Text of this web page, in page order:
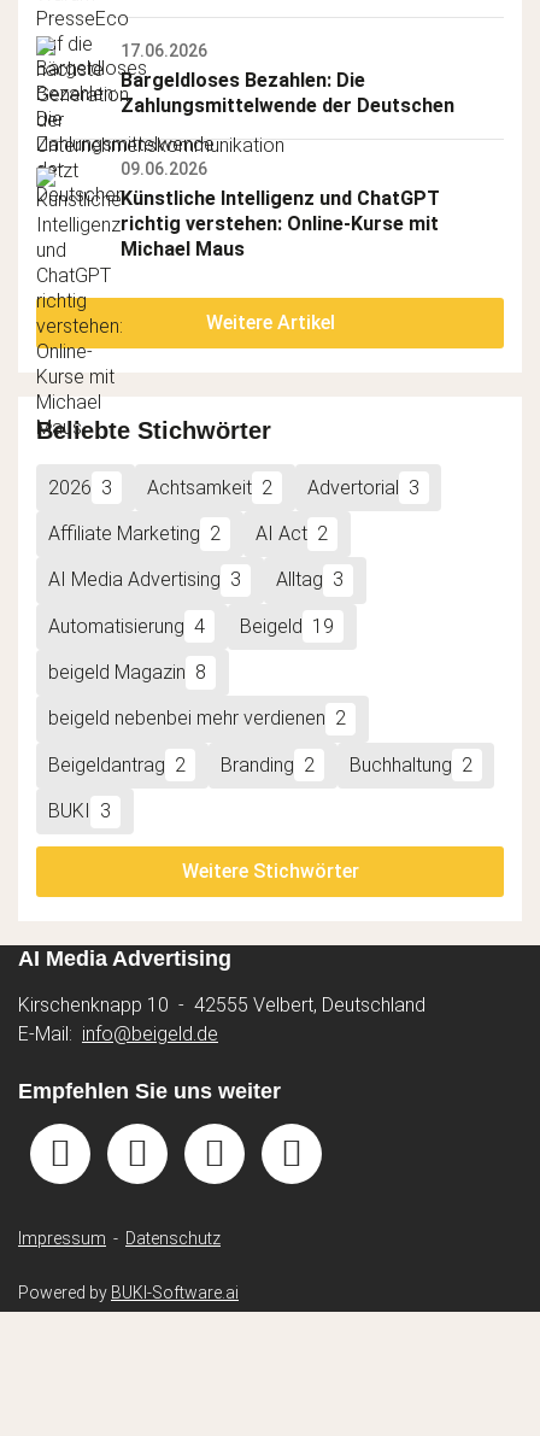
17.06.2026
Bargeldloses Bezahlen: Die
Zahlungsmittelwende der Deutschen
09.06.2026
Künstliche Intelligenz und ChatGPT
richtig verstehen: Online-Kurse mit
Michael Maus
Weitere Artikel
Beliebte Stichwörter
2026 3 Achtsamkeit 2 Advertorial 3
Affiliate Marketing 2 AI Act 2
AI Media Advertising 3 Alltag 3
Automatisierung 4 Beigeld 19
beigeld Magazin 8
beigeld nebenbei mehr verdienen 2
Beigeldantrag 2 Branding 2 Buchhaltung 2
BUKI 3
Weitere Stichwörter
AI Media Advertising
Kirschenknapp 10 - 42555 Velbert, Deutschland
E-Mail: info@beigeld.de
Empfehlen Sie uns weiter
Impressum - Datenschutz
Powered by BUKI-Software.ai